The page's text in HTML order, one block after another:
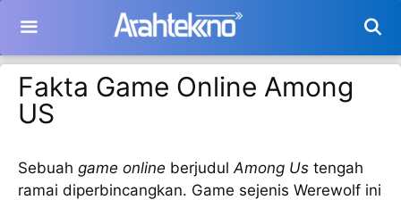
isi
Fakta Game Online Among
US
Sebuah game online berjudulAmong Us tengah
ramai diperbincangkan. Game sejenis Werewolf ini